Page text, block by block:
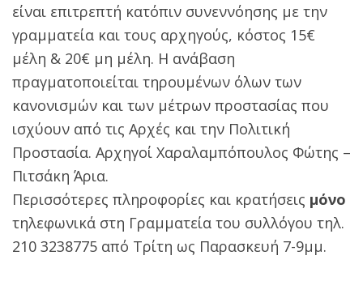
είναι επιτρεπτή κατόπιν συνεννόησης με την
γραμματεία και τους αρχηγούς, κόστος 15€
μέλη & 20€ μη μέλη. Η ανάβαση
πραγματοποιείται τηρουμένων όλων των
κανονισμών και των μέτρων προστασίας που
ισχύουν από τις Αρχές και την Πολιτική
Προστασία. Αρχηγοί Χαραλαμπόπουλος Φώτης –
Πιτσάκη Άρια.
Περισσότερες πληροφορίες και κρατήσεις μόνο
τηλεφωνικά στη Γραμματεία του συλλόγου τηλ.
210 3238775 από Τρίτη ως Παρασκευή 7-9μμ.